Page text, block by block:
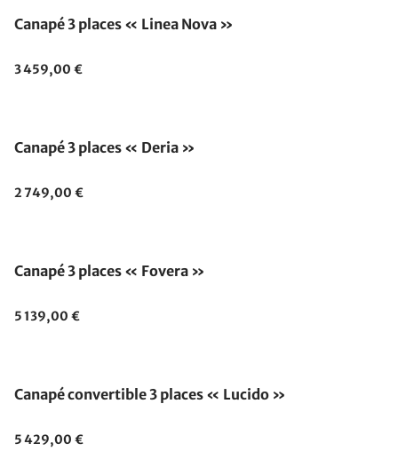
Canapé 3 places « Linea Nova »
3 459,00 €
Canapé 3 places « Deria »
2 749,00 €
Canapé 3 places « Fovera »
5 139,00 €
Canapé convertible 3 places « Lucido »
5 429,00 €